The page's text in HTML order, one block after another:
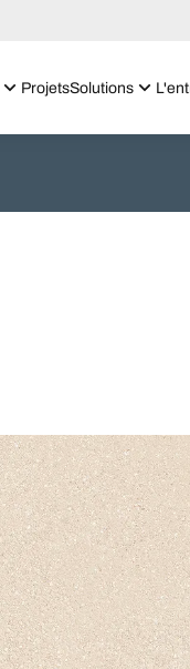
ProjetsSolutions